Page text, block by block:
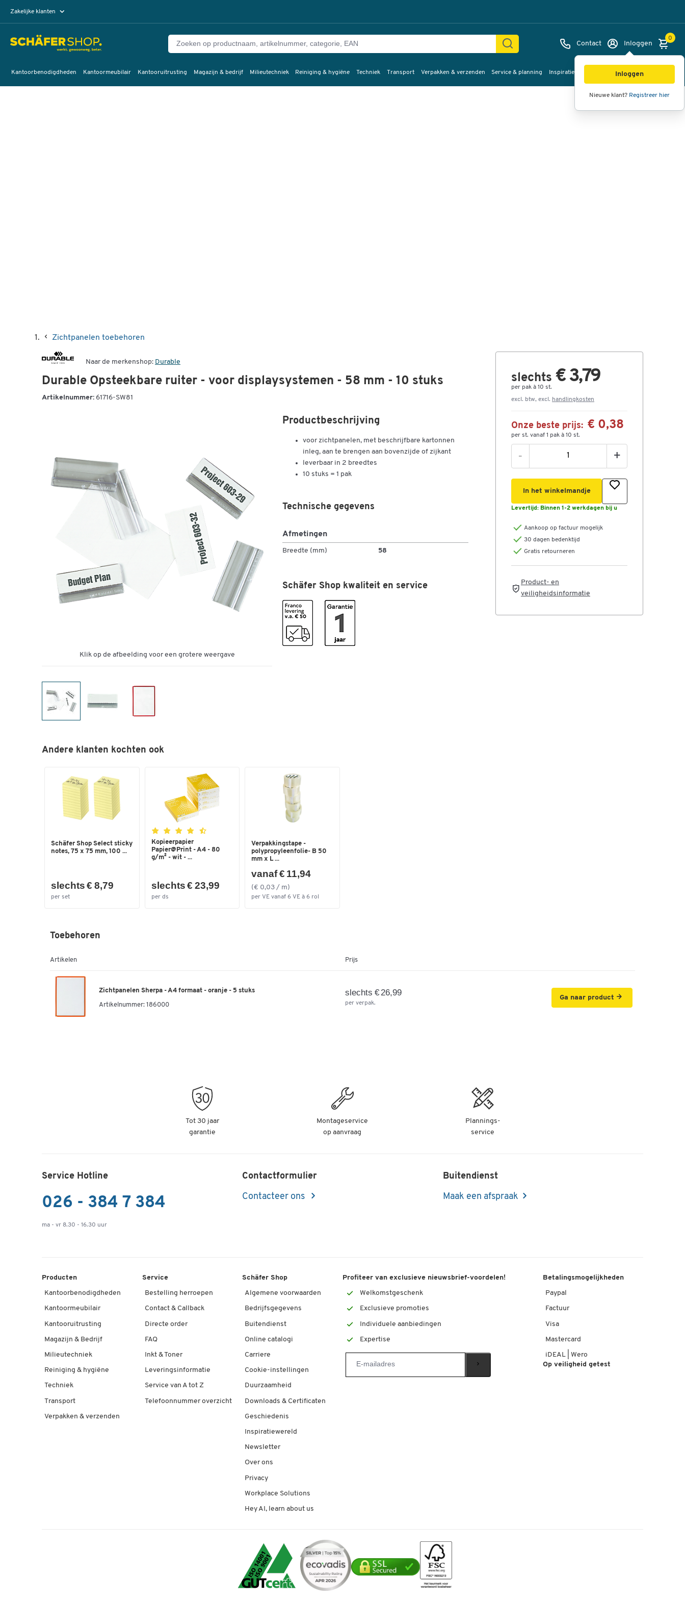
Zakelijke klanten
Contact Inloggen
Inloggen
Nieuwe klant? Registreer hier
0
Kantoorbenodigdheden Kantoormeubilair Kantooruitrusting Magazijn & bedrijf Milieutechniek Reiniging & hygiëne Techniek Transport Verpakken & verzenden Service & planning Inspiratie
Zichtpanelen toebehoren
Naar de merkenshop: Durable
Durable Opsteekbare ruiter - voor displaysystemen - 58 mm - 10 stuks
Artikelnummer: 61716-SW81
Klik op de afbeelding voor een grotere weergave
Productbeschrijving
voor zichtpanelen, met beschrijfbare kartonnen
inleg, aan te brengen aan bovenzijde of zijkant
leverbaar in 2 breedtes
10 stuks = 1 pak
Technische gegevens
Afmetingen
Breedte (mm) 58
Schäfer Shop kwaliteit en service
slechts € 3,79
per pak à 10 st.
excl. btw, excl. handlingkosten
Onze beste prijs: € 0,38
per st. vanaf 1 pak à 10 st.
- +
In het winkelmandje
Levertijd: Binnen 1-2 werkdagen bij u
Aankoop op factuur mogelijk
30 dagen bedenktijd
Gratis retourneren
Product- en
veiligheidsinformatie
Andere klanten kochten ook
Schäfer Shop Select sticky
notes, 75 x 75 mm, 100 ...
slechts € 8,79
per set
Kopieerpapier
Papier@Print - A4 - 80
g/m² - wit - ...
slechts € 23,99
per ds
Verpakkingstape -
polypropyleenfolie- B 50
mm x L ...
vanaf € 11,94
(€ 0,03 / m)
per VE vanaf 6 VE à 6 rol
Toebehoren
Artikelen Prijs
Zichtpanelen Sherpa - A4 formaat - oranje - 5 stuks
Artikelnummer: 186000
slechts € 26,99
per verpak.
Ga naar product
Afbeeldingen Video's
360°
weergave
Tot 30 jaar
garantie
Montageservice
op aanvraag
Plannings-
service
Service Hotline
026 - 384 7 384
ma - vr 8.30 - 16.30 uur
Contactformulier
Contacteer ons
Buitendienst
Maak een afspraak
Producten
Kantoorbenodigdheden
Kantoormeubilair
Kantooruitrusting
Magazijn & Bedrijf
Milieutechniek
Reiniging & hygiëne
Techniek
Transport
Verpakken & verzenden
Service
Bestelling herroepen
Contact & Callback
Directe order
FAQ
Inkt & Toner
Leveringsinformatie
Service van A tot Z
Telefoonnummer overzicht
Schäfer Shop
Algemene voorwaarden
Bedrijfsgegevens
Buitendienst
Online catalogi
Carriere
Cookie-instellingen
Duurzaamheid
Downloads & Certificaten
Geschiedenis
Inspiratiewereld
Newsletter
Over ons
Privacy
Workplace Solutions
Hey AI, learn about us
Profiteer van exclusieve nieuwsbrief-voordelen!
Welkomstgeschenk
Exclusieve promoties
Individuele aanbiedingen
Expertise
Betalingsmogelijkheden
Paypal
Factuur
Visa
Mastercard
iDEAL | Wero
Op veiligheid getest